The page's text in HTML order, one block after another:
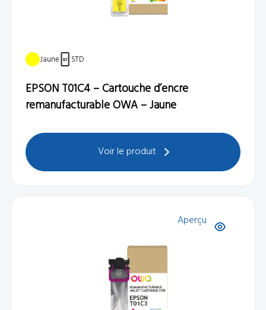
Jaune STD
EPSON T01C4 – Cartouche d’encre
remanufacturable OWA – Jaune
Voir le produit
Aperçu